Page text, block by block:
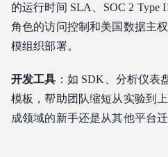
的运行时间 SLA、SOC 2 Type
角色的访问控制和美国数据主
模组织部署。
开发工具 ：如 SDK、分析仪表
模板，帮助团队缩短从实验到
成领域的新手还是从其他平台迁